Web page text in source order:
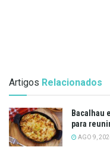
Artigos Relacionados
Bacalhau
para
AGO 9,